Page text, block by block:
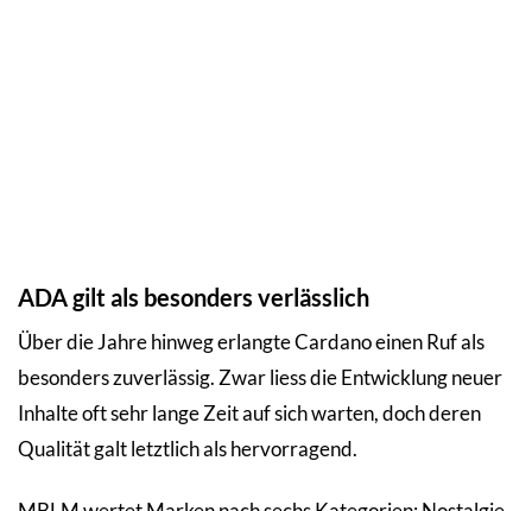
ADA gilt als besonders verlässlich
Über die Jahre hinweg erlangte Cardano einen Ruf als
besonders zuverlässig. Zwar liess die Entwicklung neuer
Inhalte oft sehr lange Zeit auf sich warten, doch deren
Qualität galt letztlich als hervorragend.